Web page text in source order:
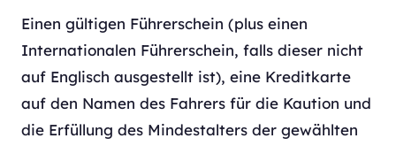
Einen gültigen Führerschein (plus einen
Internationalen Führerschein, falls dieser nicht
auf Englisch ausgestellt ist), eine Kreditkarte
auf den Namen des Fahrers für die Kaution und
die Erfüllung des Mindestalters der gewählten